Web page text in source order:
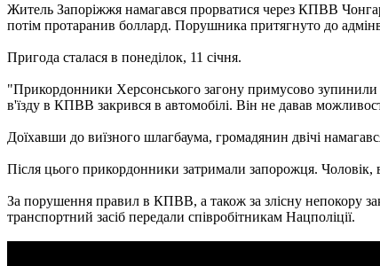
Житель Запоріжжя намагався прорватися через КПВВ
потім протаранив боллард. Порушника притягнуто до
Пригода сталася в понеділок, 11 січня.
"Прикордонники Херсонського загону примусово зупинили
в'їзду в КПВВ закрився в автомобілі. Він не давав
Доїхавши до виїзного шлагбаума, громадянин двічі
Після цього прикордонники затримали запорожця.
За порушення правил в КПВВ, а також за злісну непокору
транспортний засіб передали співробітникам Нацполіції.